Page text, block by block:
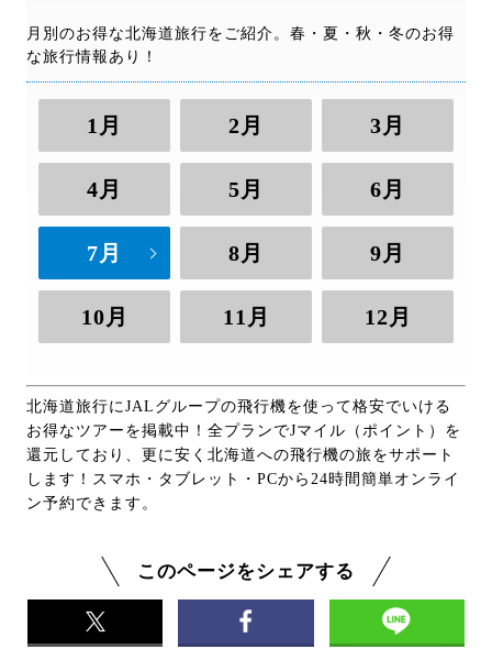
月別のお得な北海道旅行をご紹介。春・夏・秋・冬のお得
な旅行情報あり！
1月 2月 3月
4月 5月 6月
7月 8月 9月
10月 11月 12月
北海道旅行にJALグループの飛行機を使って格安でいける
お得なツアーを掲載中！全プランでJマイル（ポイント）を
還元しており、更に安く北海道への飛行機の旅をサポート
します！スマホ・タブレット・PCから24時間簡単オンライ
ン予約できます。
このページをシェアする